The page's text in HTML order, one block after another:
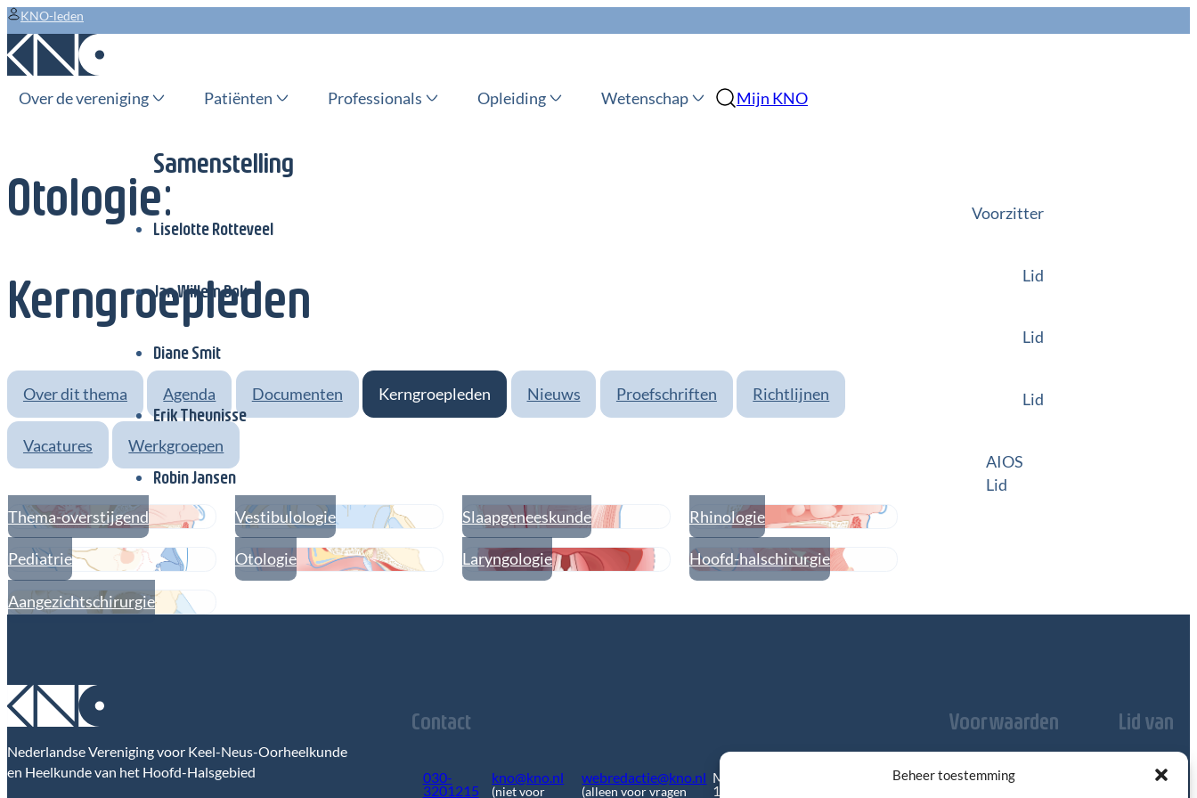
Beheer toestemming
KNO-leden
Over de vereniging Patiënten Professionals Opleiding Wetenschap Mijn KNO
Otologie:
Kerngroepleden
Over dit thema Agenda Documenten Kerngroepleden Nieuws Proefschriften Richtlijnen
Vacatures Werkgroepen
Samenstelling
Liselotte Rotteveel
Voorzitter
Jan Willem Bok
Lid
Diane Smit
Lid
Erik Theunisse
Lid
Robin Jansen
AIOS
Lid
Thema-overstijgend
Vestibulologie Slaapgeneeskunde Rhinologie
Pediatrie Otologie Laryngologie Hoofd-halschirurgie
Aangezichtschirurgie
Nederlandse Vereniging voor Keel-Neus-Oorheelkunde
en Heelkunde van het Hoofd-Halsgebied
Contact
030-
3201215
kno@kno.nl
(niet voor
webredactie@kno.nl
(alleen voor vragen
Mercatorlaan
1200
Voorwaarden Lid van